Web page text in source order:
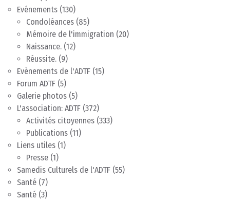
Evénements (130)
Condoléances (85)
Mémoire de l'immigration (20)
Naissance. (12)
Réussite. (9)
Evènements de l'ADTF (15)
Forum ADTF (5)
Galerie photos (5)
L'association: ADTF (372)
Activités citoyennes (333)
Publications (11)
Liens utiles (1)
Presse (1)
Samedis Culturels de l'ADTF (55)
Santé (7)
Santé (3)